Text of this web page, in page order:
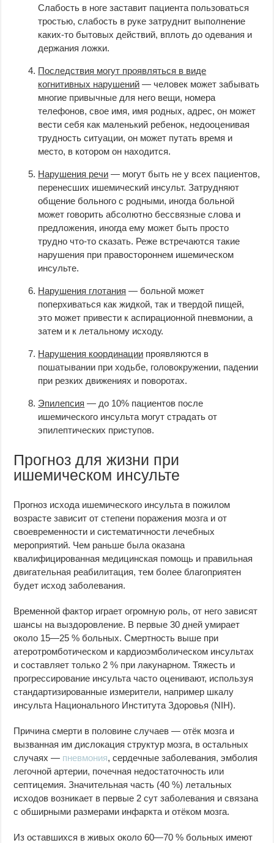
Слабость в ноге заставит пациента пользоваться
тростью, слабость в руке затруднит выполнение
каких-то бытовых действий, вплоть до одевания и
держания ложки.
Последствия могут проявляться в виде
когнитивных нарушений — человек может забывать
многие привычные для него вещи, номера
телефонов, свое имя, имя родных, адрес, он может
вести себя как маленький ребенок, недооценивая
трудность ситуации, он может путать время и
место, в котором он находится.
Нарушения речи — могут быть не у всех пациентов,
перенесших ишемический инсульт. Затрудняют
общение больного с родными, иногда больной
может говорить абсолютно бессвязные слова и
предложения, иногда ему может быть просто
трудно что-то сказать. Реже встречаются такие
нарушения при правостороннем ишемическом
инсульте.
Нарушения глотания — больной может
поперхиваться как жидкой, так и твердой пищей,
это может привести к аспирационной пневмонии, а
затем и к летальному исходу.
Нарушения координации проявляются в
пошатывании при ходьбе, головокружении, падении
при резких движениях и поворотах.
Эпилепсия — до 10% пациентов после
ишемического инсульта могут страдать от
эпилептических приступов.
Прогноз для жизни при
ишемическом инсульте
Прогноз исхода ишемического инсульта в пожилом
возрасте зависит от степени поражения мозга и от
своевременности и систематичности лечебных
мероприятий. Чем раньше была оказана
квалифицированная медицинская помощь и правильная
двигательная реабилитация, тем более благоприятен
будет исход заболевания.
Временной фактор играет огромную роль, от него зависят
шансы на выздоровление. В первые 30 дней умирает
около 15—25 % больных. Смертность выше при
атеротромботическом и кардиоэмболическом инсультах
и составляет только 2 % при лакунарном. Тяжесть и
прогрессирование инсульта часто оценивают, используя
стандартизированные измерители, например шкалу
инсульта Национального Института Здоровья (NIH).
Причина смерти в половине случаев — отёк мозга и
вызванная им дислокация структур мозга, в остальных
случаях — пневмония, сердечные заболевания, эмболия
легочной артерии, почечная недостаточность или
септицемия. Значительная часть (40 %) летальных
исходов возникает в первые 2 сут заболевания и связана
с обширными размерами инфаркта и отёком мозга.
Из оставшихся в живых около 60—70 % больных имеют